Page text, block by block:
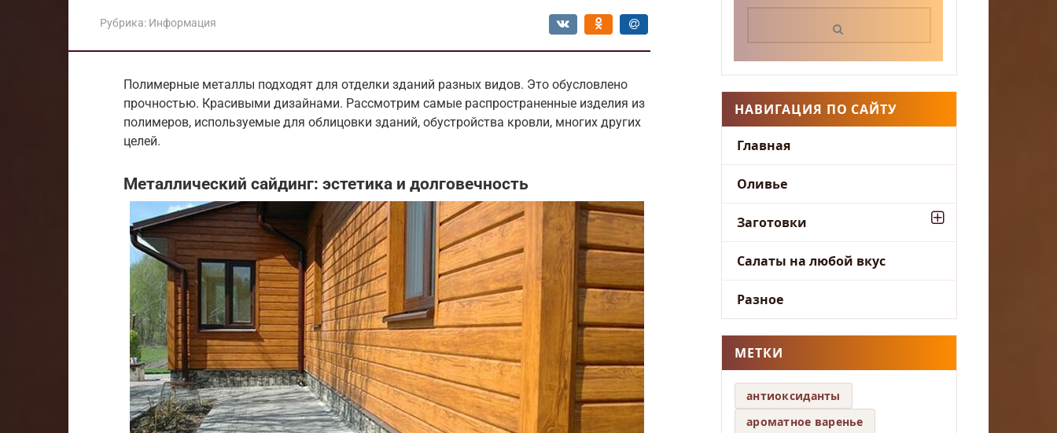
Рубрика: Информация
Полимерные металлы подходят для отделки зданий разных видов. Это обусловлено
прочностью. Красивыми дизайнами. Рассмотрим самые распространенные изделия из
полимеров, используемые для облицовки зданий, обустройства кровли, многих других
целей.
Металлический сайдинг: эстетика и долговечность
НАВИГАЦИЯ ПО САЙТУ
Главная
Оливье
Заготовки
Салаты на любой вкус
Разное
МЕТКИ
антиоксиданты
ароматное варенье